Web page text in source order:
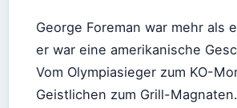
George Foreman war mehr als
er war eine amerikanische
Vom Olympiasieger zum KO-
Geistlichen zum Grill-